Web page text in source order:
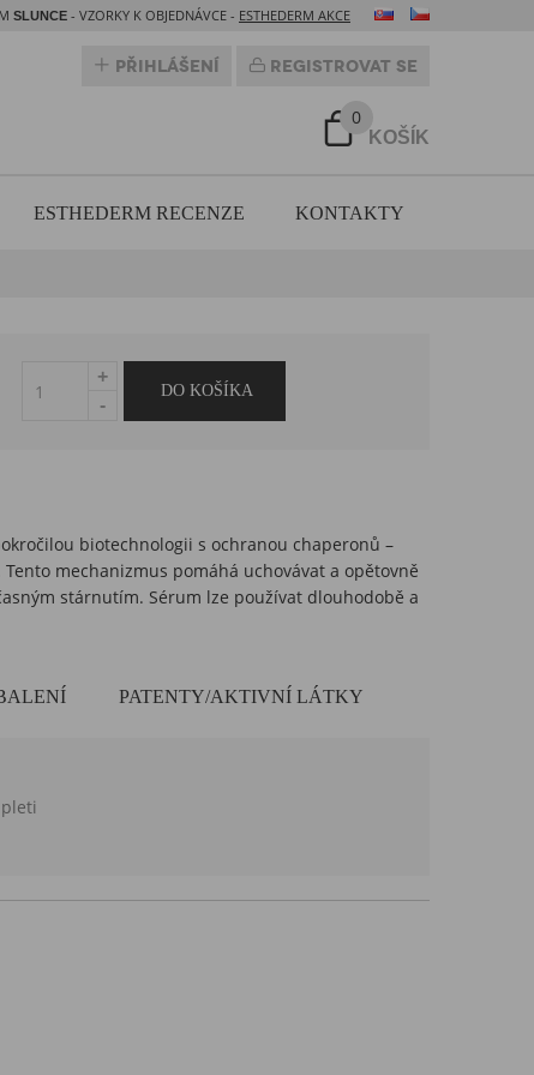
SLUNCE - VZORKY K OBJEDNÁVCE - ESTHEDERM AKCE
Přihlášení Registrovat se
0
KOŠÍK
ESTHEDERM RECENZE KONTAKTY
biotechnologii s ochranou chaperonů –
mechanizmus pomáhá uchovávat a opětovně
stárnutím. Sérum lze používat dlouhodobě a
PATENTY/AKTIVNÍ LÁTKY